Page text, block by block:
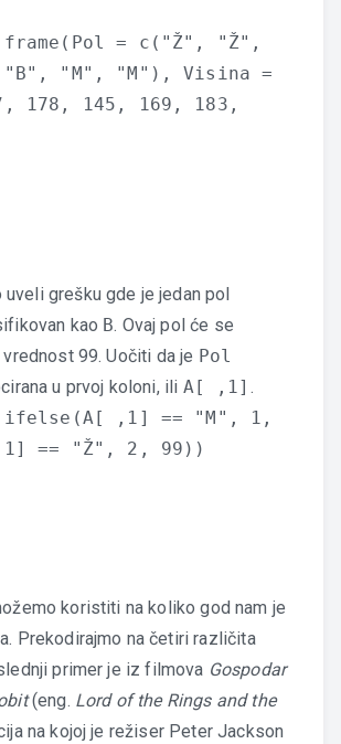
= c("Ž", "Ž",
"M", "M"), Visina =
178, 145, 169, 183,
uveli grešku gde je jedan pol
kao B. Ovaj pol će se
99. Uočiti da je Pol
u prvoj koloni, ili A[ ,1] .
,1] == "M", 1,
== "Ž", 2, 99))
koristiti na koliko god nam je
Prekodirajmo na četiri različita
primer je iz filmova Gospodar
(eng. Lord of the Rings and the
na kojoj je režiser Peter Jackson